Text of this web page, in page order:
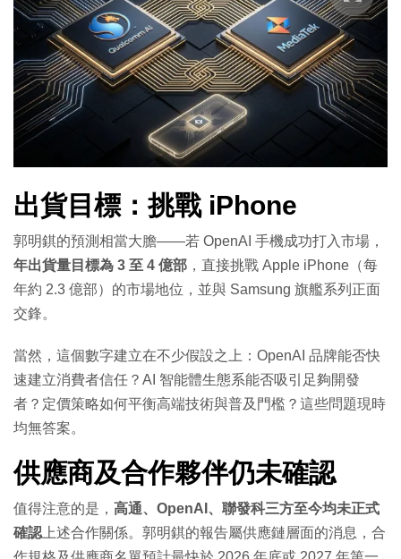
出貨目標：挑戰 iPhone
郭明錤的預測相當大膽——若 OpenAI 手機成功打入市場，
年出貨量目標為 3 至 4 億部 ，直接挑戰 Apple iPhone（每
年約 2.3 億部）的市場地位，並與 Samsung 旗艦系列正面
交鋒。
當然，這個數字建立在不少假設之上：OpenAI 品牌能否快
速建立消費者信任？AI 智能體生態系能否吸引足夠開發
者？定價策略如何平衡高端技術與普及門檻？這些問題現時
均無答案。
供應商及合作夥伴仍未確認
值得注意的是， 高通、OpenAI、聯發科三方至今均未正式
確認 上述合作關係。郭明錤的報告屬供應鏈層面的消息，合